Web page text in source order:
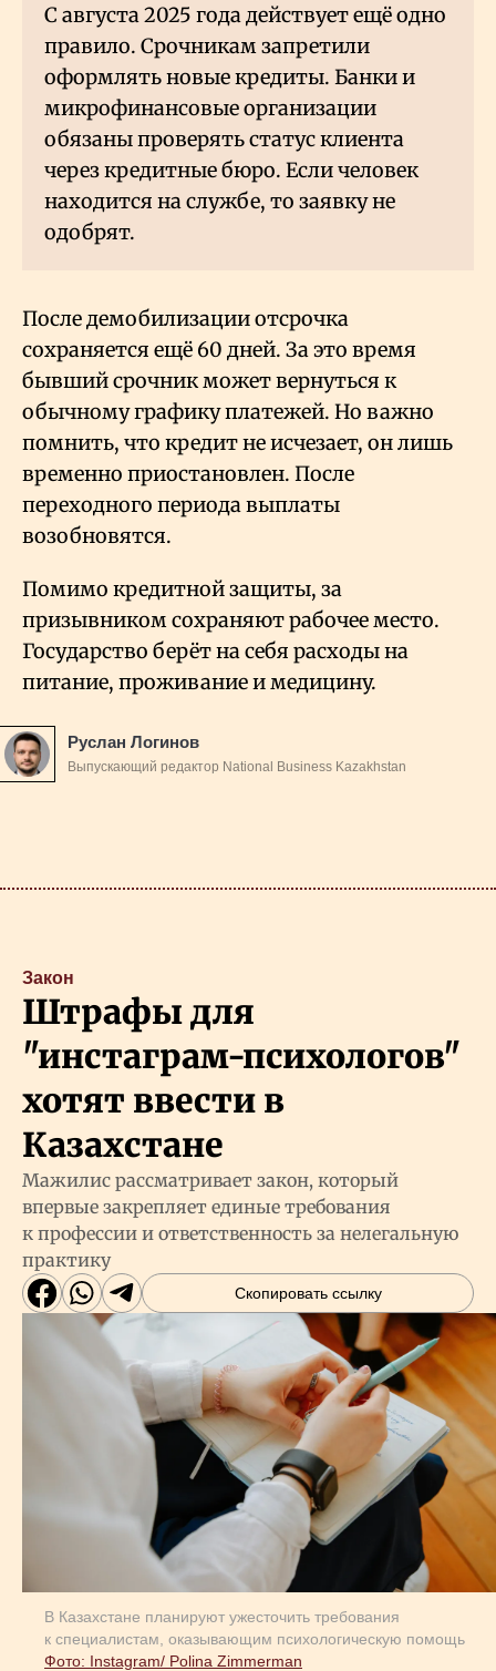
С августа 2025 года действует ещё одно
правило. Срочникам запретили
оформлять новые кредиты. Банки и
микрофинансовые организации
обязаны проверять статус клиента
через кредитные бюро. Если человек
находится на службе, то заявку не
одобрят.
После демобилизации отсрочка
сохраняется ещё 60 дней. За это время
бывший срочник может вернуться к
обычному графику платежей. Но важно
помнить, что кредит не исчезает, он лишь
временно приостановлен. После
переходного периода выплаты
возобновятся.
Помимо кредитной защиты, за
призывником сохраняют рабочее место.
Государство берёт на себя расходы на
питание, проживание и медицину.
Руслан Логинов
Выпускающий редактор National Business Kazakhstan
Закон
Штрафы для
"инстаграм-психологов"
хотят ввести в
Казахстане
Мажилис рассматривает закон, который
впервые закрепляет единые требования
к профессии и ответственность за нелегальную
практику
Скопировать ссылку
В Казахстане планируют ужесточить требования
к специалистам, оказывающим психологическую помощь
Фото: Instagram/ Polina Zimmerman